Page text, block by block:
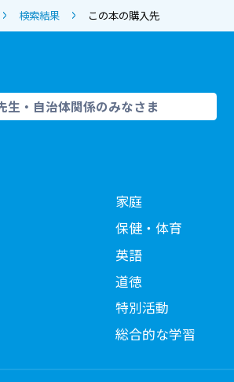
検索結果 この本の購入先
生・自治体関係のみなさま
家庭
保健・体育
英語
道徳
特別活動
総合的な学習